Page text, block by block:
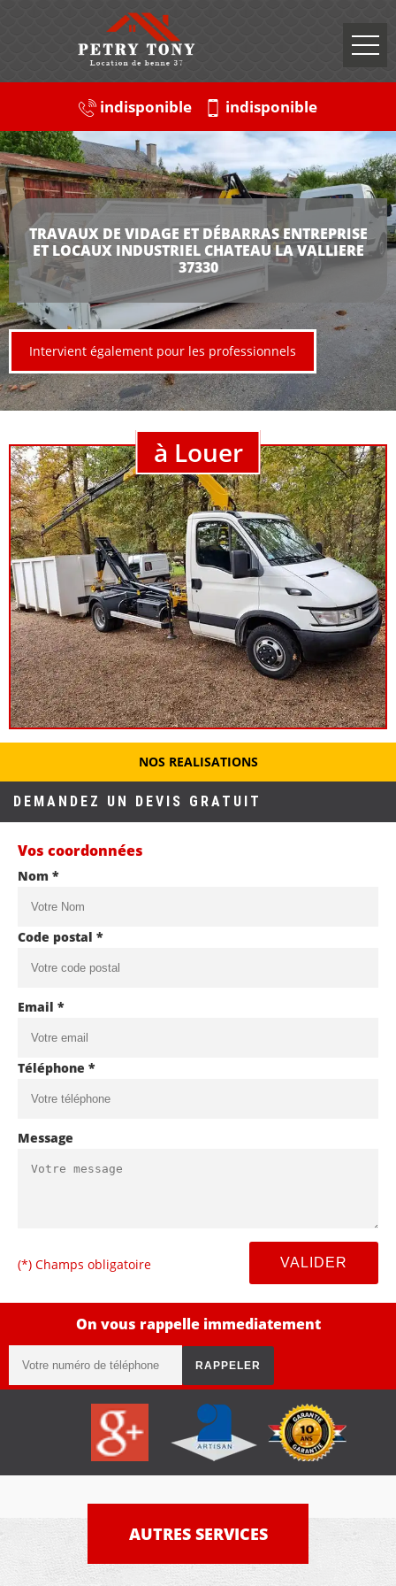
indisponible indisponible
TRAVAUX DE VIDAGE ET DÉBARRAS ENTREPRISE
ET LOCAUX INDUSTRIEL CHATEAU LA VALLIERE
37330
Intervient également pour les professionnels
à Louer
NOS REALISATIONS
DEMANDEZ UN DEVIS GRATUIT
Vos coordonnées
Nom *
Code postal *
Email *
Téléphone *
Message
(*) Champs obligatoire
On vous rappelle immediatement
AUTRES SERVICES